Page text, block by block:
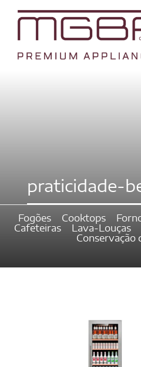
praticidade-
Fogões Cooktops
Cafeteiras
Lava-Louças
Conservação